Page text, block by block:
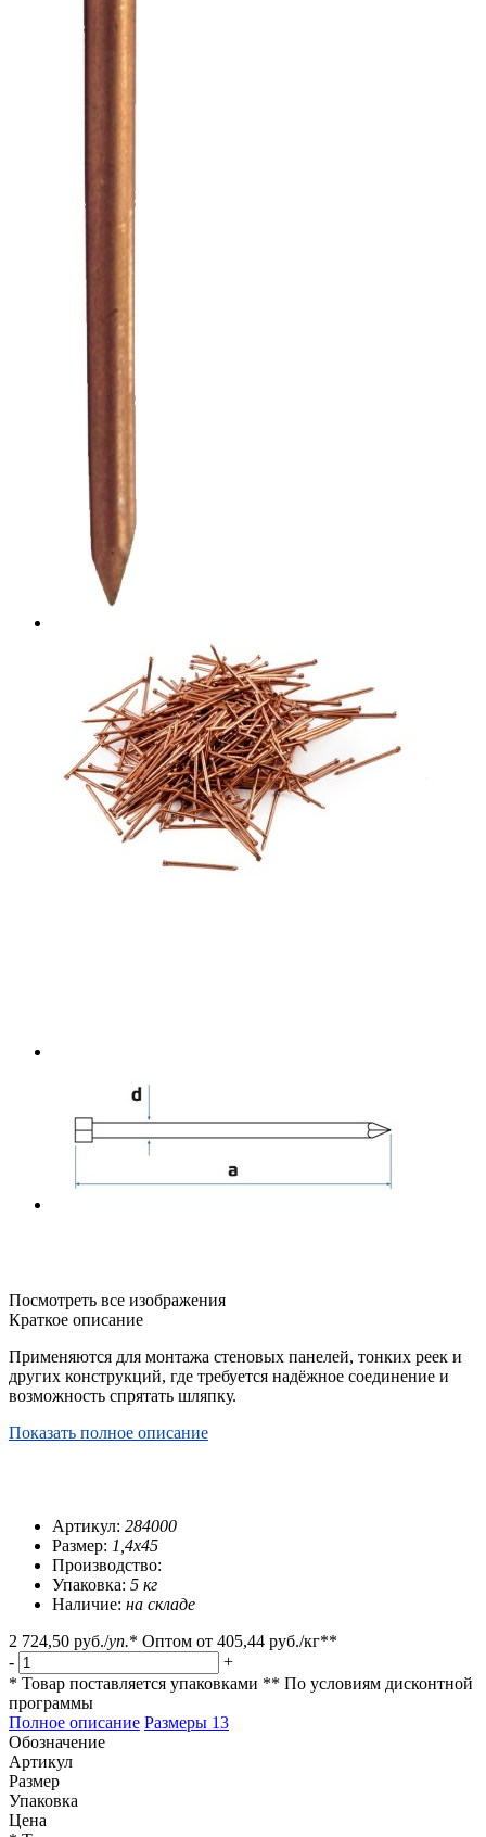
Посмотреть все изображения
Краткое описание
Применяются для монтажа стеновых панелей, тонких реек и
других конструкций, где требуется надёжное соединение и
возможность спрятать шляпку.
Показать полное описание
Артикул: 284000
Размер: 1,4x45
Производство:
Упаковка: 5 кг
Наличие: на складе
2 724,50 руб./уп.* Оптом от 405,44 руб./кг**
-
+
* Товар поставляется упаковками ** По условиям дисконтной
программы
Полное описание Размеры 13
Обозначение
Артикул
Размер
Упаковка
Цена